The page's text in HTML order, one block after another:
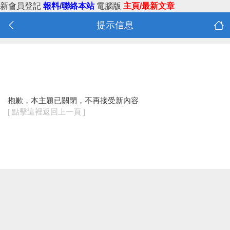
新會員登記 報料/聯絡本站 電腦版 主頁/最新文章
提示信息
抱歉，本主題已關閉，不再接受新內容
[ 點擊這裡返回上一頁 ]